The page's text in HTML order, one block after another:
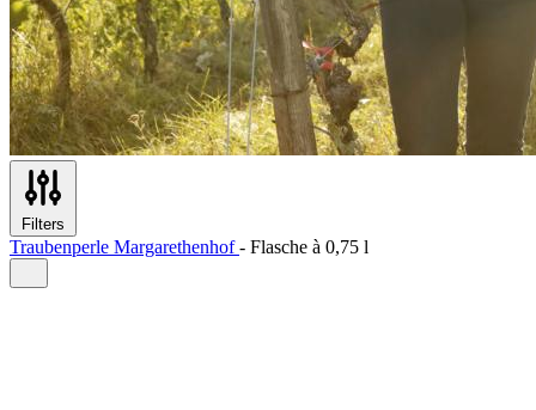
Filters
Traubenperle Margarethenhof- Flasche à 0,75 l